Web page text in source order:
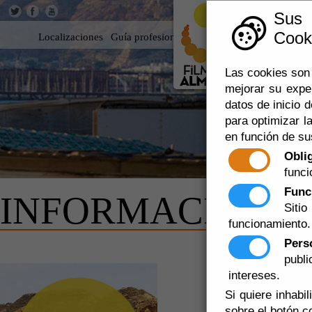
Las cookies
mejorar su
datos de inicio
para optimizar
en función de
funcionamiento.
intereses.
Si quiere
Localizaciones Guía profesional Rodar en Almería 360
INFORMACION
Además de las